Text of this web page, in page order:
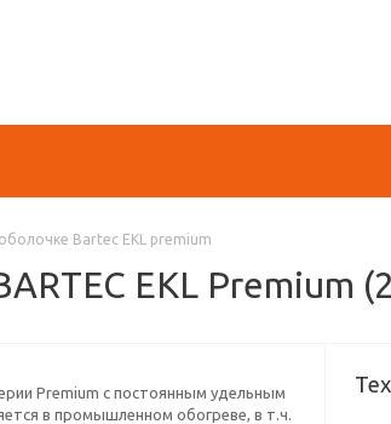
Bartec EKL premium
EKL Premium
Premium с постоянным удельным
в промышленном обогреве, в т.ч.